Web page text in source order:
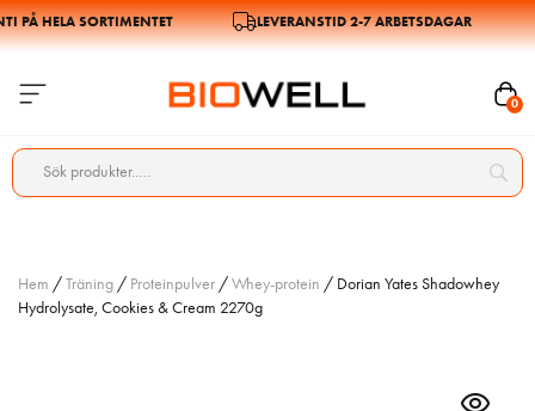
HELA SORTIMENTET LEVERANSTID 2-7 ARBETSDAGAR
0
Hem /Träning / Proteinpulver /Whey-protein / Dorian Yates Shadowhey
Hydrolysate, Cookies & Cream 2270g